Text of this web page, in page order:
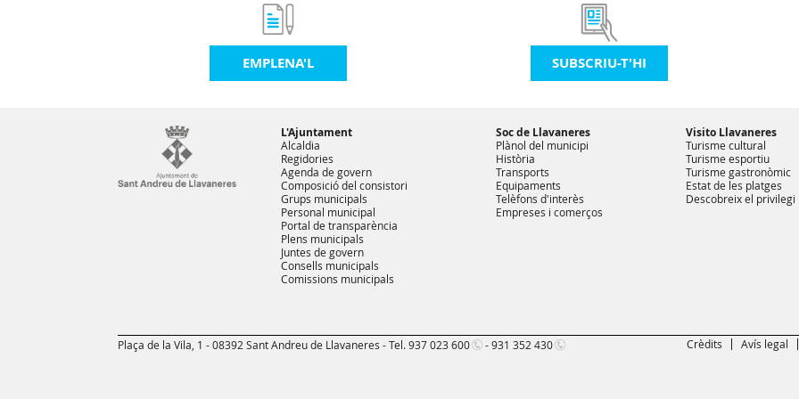
EMPLENA'L SUBSCRIU-T'HI
L'Ajuntament
Alcaldia
Regidories
Agenda de govern
Composició del consistori
Grups municipals
Personal municipal
Portal de transparència
Plens municipals
Juntes de govern
Consells municipals
Comissions municipals
Soc de Llavaneres
Plànol del municipi
Història
Transports
Equipaments
Telèfons d'interès
Empreses i comerços
Visito Llavaneres
Turisme cultural
Turisme esportiu
Turisme gastronòmic
Estat de les platges
Descobreix el privilegi
Plaça de la Vila, 1 - 08392 Sant Andreu de Llavaneres - Tel.937 023 600 -931 352 430 Crèdits Avís legal